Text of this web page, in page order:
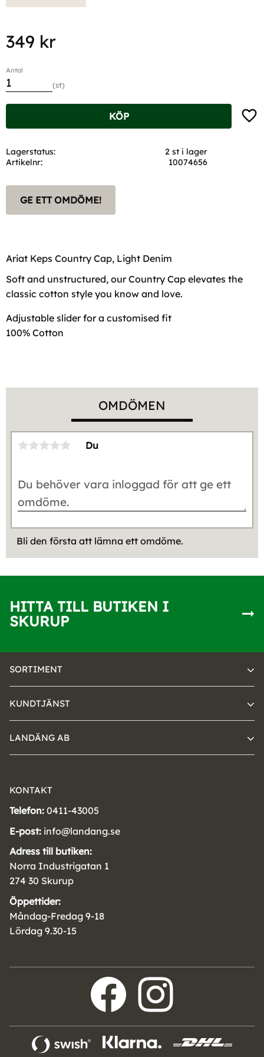
349 kr
Antal
st
KÖP
Lagerstatus
2 st i lager
Artikelnr
10074656
GE ETT OMDÖME!
Ariat Keps Country Cap, Light Denim
Soft and unstructured, our Country Cap elevates the
classic cotton style you know and love.
Adjustable slider for a customised fit
100% Cotton
OMDÖMEN
Du
Bli den första att lämna ett omdöme.
HITTA TILL BUTIKEN I
SKURUP
SORTIMENT
KUNDTJÄNST
LANDÄNG AB
KONTAKT
Telefon: 0411-43005
E-post: info@landang.se
Adress till butiken:
Norra Industrigatan 1
274 30 Skurup
Öppettider:
Måndag-Fredag 9-18
Lördag 9.30-15